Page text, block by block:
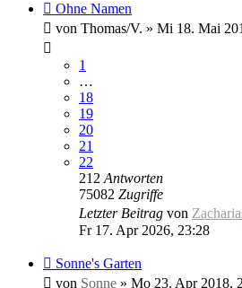
Ohne Namen
von Thomas/V. » Mi 18. Mai
1
…
18
19
20
21
22
212 Antworten
75082 Zugriffe
Letzter Beitrag von
Fr 17. Apr 2026, 23:28
Sonne's Garten
von Sonne » Mo 23. Apr 2018,